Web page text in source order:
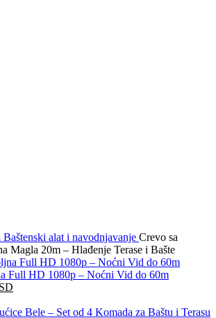
Baštenski alat i navodnjavanje Crevo sa
Magla 20m – Hlađenje Terase i Bašte
Full HD 1080p – Noćni Vid do 60m